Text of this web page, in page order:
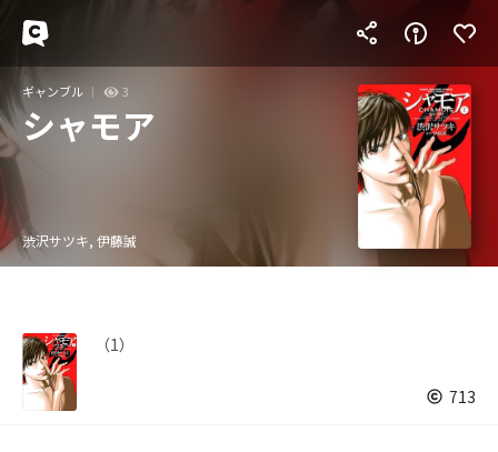
ギャンブル 3
シャモア
渋沢サツキ, 伊藤誠
（1）
713